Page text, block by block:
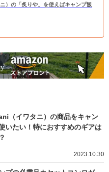
）の「炙りや」を使えばキャンプ飯
（イワタニ）の商品をキャン
いたい！特におすすめのギアは
2023.10.30